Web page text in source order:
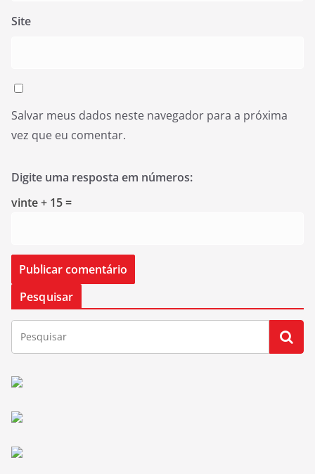
Site
Salvar meus dados neste navegador para a próxima
vez que eu comentar.
Digite uma resposta em números:
vinte + 15 =
Pesquisar